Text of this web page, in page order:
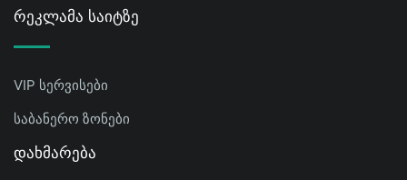
Რეკლამა Საიტზე
VIP სერვისები
საბანერო ზონები
Დახმარება